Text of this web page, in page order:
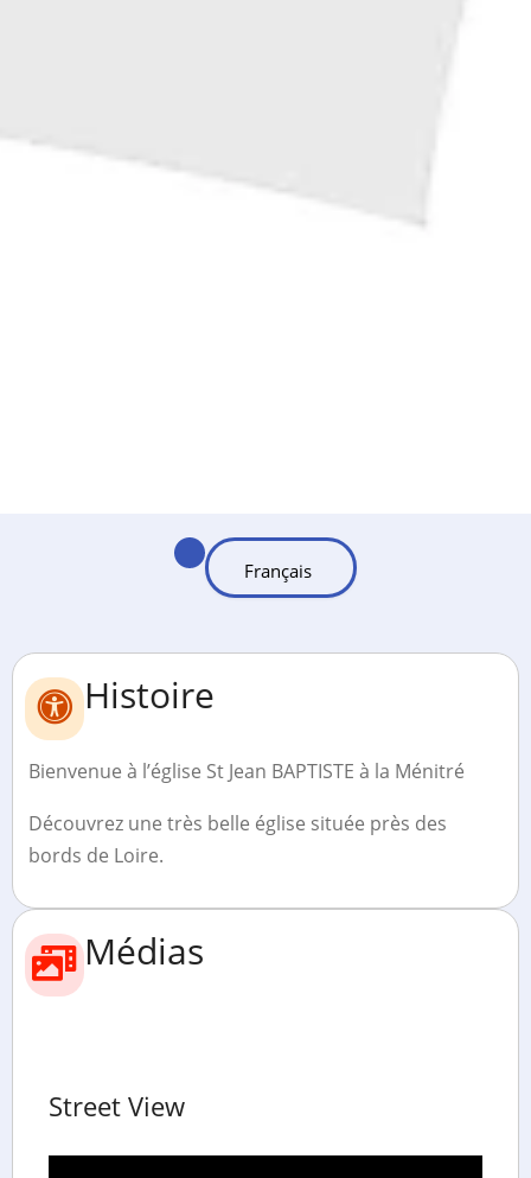
Histoire
Bienvenue à l’église St Jean BAPTISTE à la Ménitré
Découvrez une très belle église située près des
bords de Loire.
Médias
Street View